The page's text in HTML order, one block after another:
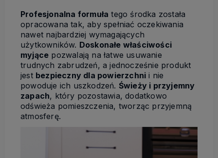
Profesjonalna formuła tego środka została
opracowana tak, aby spełniać oczekiwania
nawet najbardziej wymagających
użytkowników. Doskonałe właściwości
myjące pozwalają na łatwe usuwanie
trudnych zabrudzeń, a jednocześnie produkt
jest bezpieczny dla powierzchni i nie
powoduje ich uszkodzeń. Świeży i przyjemny
zapach, który pozostawia, dodatkowo
odświeża pomieszczenia, tworząc przyjemną
atmosferę.